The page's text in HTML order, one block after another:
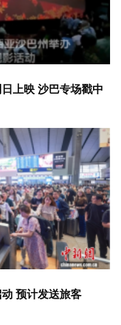
上映 沙巴专场戳中
预计发送旅客